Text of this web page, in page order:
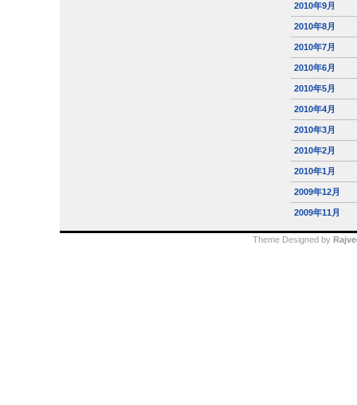
2010年9月
2010年8月
2010年7月
2010年6月
2010年5月
2010年4月
2010年3月
2010年2月
2010年1月
2009年12月
2009年11月
Theme Designed by